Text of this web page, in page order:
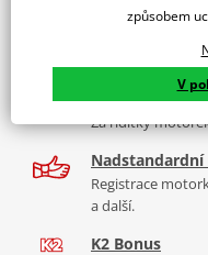
Tabulka velikostí
Co když mi to
Granollers poblíž
dělí na 3 části: komerční,
let se účastní
naší nabídce naleznete
padací protektory a mnoho
Zobrazit všechny
2x multibrand
díly, to vše v
Více než 30 let
Za řídítky
Nadstandardní
Registrace
a další.
K2 Bonus
způsobem
V